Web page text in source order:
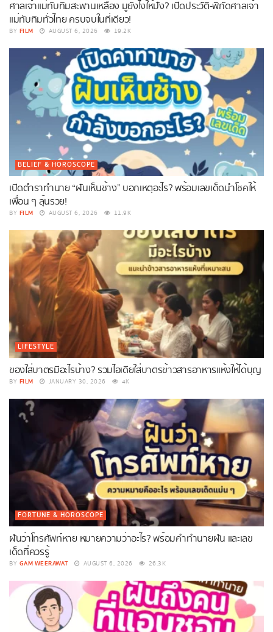
ศาลเจ้าแม่ทับทิมสะพานเหลือง มูยังไงให้ปัง? เปิดประวัติ-พิกัดศาลเจ้า
แม่ทับทิมทั่วไทย ครบจบในที่เดียว!
BY FILM AUGUST 6, 2026 19.2K
BELIEF & HOROSCOPE
เปิดตำราทำนาย “ฝันเห็นช้าง” บอกเหตุอะไร? พร้อมเลขเด็ดนำโชคให้
เพื่อน ๆ ลุ้นรวย!
BY FILM AUGUST 6, 2026 11.9K
LIFESTYLE
ของใส่บาตรมีอะไรบ้าง? รวมไอเดียใส่บาตรข้าวสารอาหารแห้งให้ได้บุญ
BY FILM JANUARY 30, 2026 4K
FORTUNE & HOROSCOPE
ฝันว่าโทรศัพท์หาย หมายความว่าอะไร? พร้อมคำทำนายฝัน และเลข
เด็ดที่ควรรู้
BY GAM WEERAWAT AUGUST 6, 2026 26.3K